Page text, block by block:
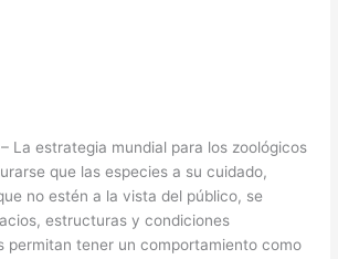
La estrategia mundial para los zoológicos
que las especies a su cuidado,
no estén a la vista del público, se
estructuras y condiciones
permitan tener un comportamiento como